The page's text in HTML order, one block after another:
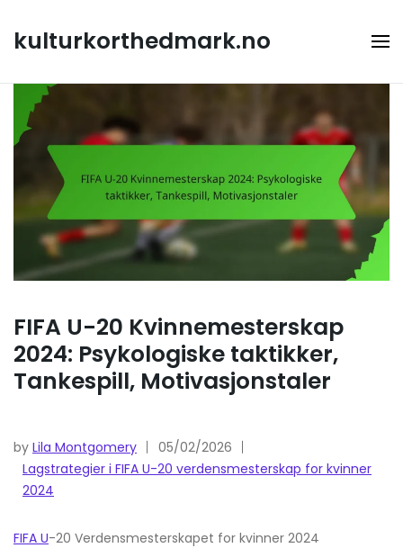
content
kulturkorthedmark.no
FIFA U-20 Kvinnemesterskap
2024: Psykologiske taktikker,
Tankespill, Motivasjonstaler
by Lila Montgomery
05/02/2026
Lagstrategier i FIFA U-20 verdensmesterskap for kvinner
2024
FIFA U-20 Verdensmesterskapet for kvinner 2024